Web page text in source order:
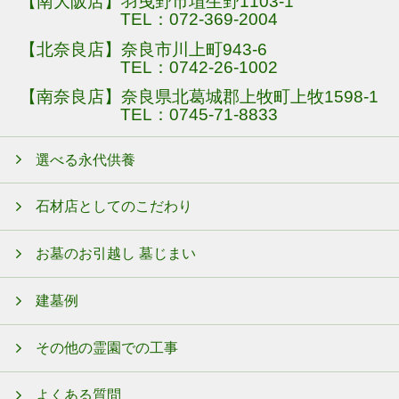
TEL：072-369-2004
【北奈良店】奈良市川上町943-6
TEL：0742-26-1002
【南奈良店】奈良県北葛城郡上牧町上牧1598-1
TEL：0745-71-8833
選べる永代供養
石材店としてのこだわり
お墓のお引越し 墓じまい
建墓例
その他の霊園での工事
よくある質問